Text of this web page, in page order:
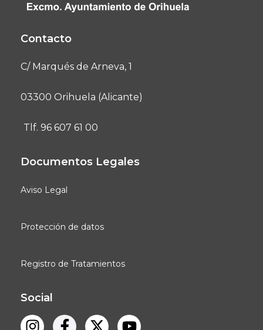
Contacto
C/ Marqués de Arneva, 1
03300 Orihuela (Alicante)
Tlf. 96 607 61 00
Documentos Legales
Aviso Legal
Protección de datos
Registro de Tratamientos
Social